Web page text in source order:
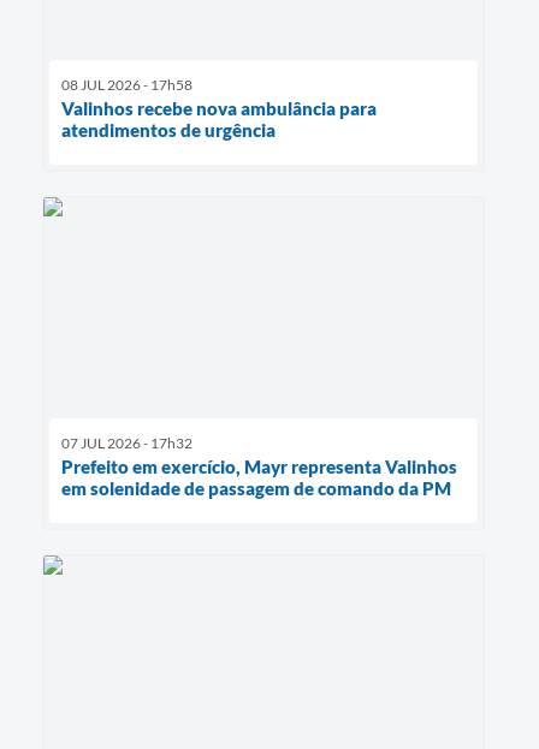
08 JUL 2026 - 17h58
Valinhos recebe nova ambulância para
atendimentos de urgência
07 JUL 2026 - 17h32
Prefeito em exercício, Mayr representa Valinhos
em solenidade de passagem de comando da PM